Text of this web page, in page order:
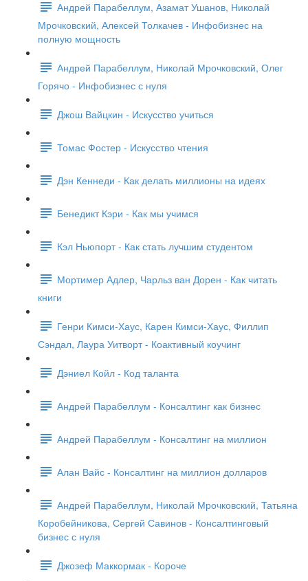
Андрей Парабеллум, Азамат Ушанов, Николай
Мрочковский, Алексей Толкачев - Инфобизнес на
полную мощность
Андрей Парабеллум, Николай Мрочковский, Олег
Горячо - Инфобизнес с нуля
Джош Вайцкин - Искусство учиться
Томас Фостер - Искусство чтения
Дэн Кеннеди - Как делать миллионы на идеях
Бенедикт Кэри - Как мы учимся
Кэл Ньюпорт - Как стать лучшим студентом
Мортимер Адлер, Чарльз ван Дорен - Как читать
книги
Генри Кимси-Хаус, Карен Кимси-Хаус, Филлип
Сэндал, Лаура Уитворт - Коактивный коучинг
Дэниел Койл - Код таланта
Андрей Парабеллум - Консалтинг как бизнес
Андрей Парабеллум - Консалтинг на миллион
Алан Вайс - Консалтинг на миллион долларов
Андрей Парабеллум, Николай Мрочковский, Татьяна
Коробейникова, Сергей Савинов - Консалтинговый
бизнес с нуля
Джозеф Маккормак - Короче